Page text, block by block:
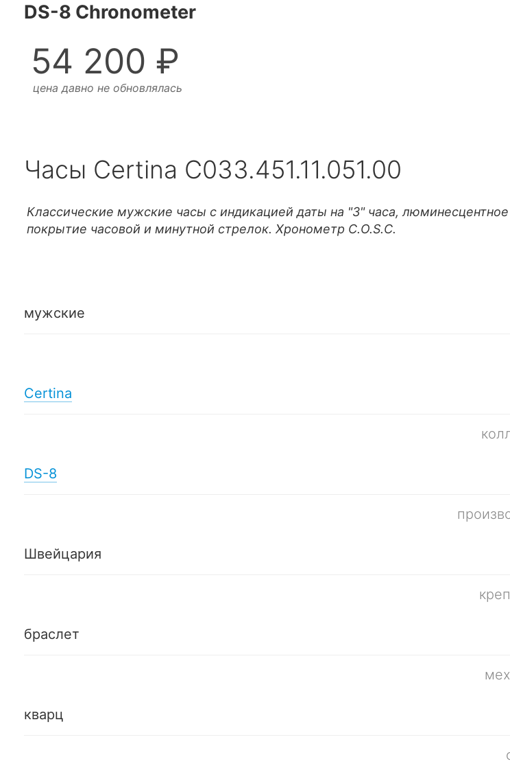
DS-8 Chronometer
54 200 ₽
цена давно не обновлялась
Часы Certina C033.451.11.051.00
Классические мужские часы с индикацией даты на "3" часа, люминесцентное
покрытие часовой и минутной стрелок. Хронометр C.O.S.C.
мужские
Certina
DS-8
Швейцария
браслет
кварц